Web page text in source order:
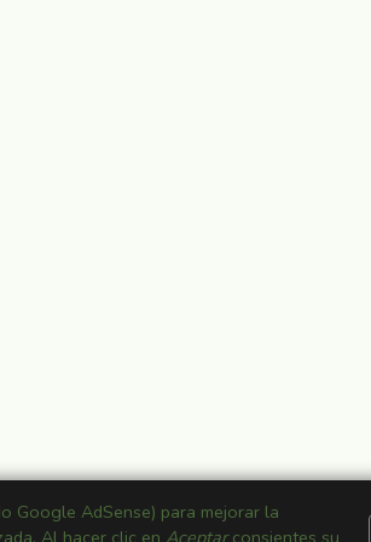
Google AdSense) para mejorar la
Al hacer clic en Aceptarconsientes su